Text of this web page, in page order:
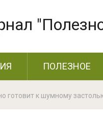
ПОЛЕЗНОЕ
готовит к шумному